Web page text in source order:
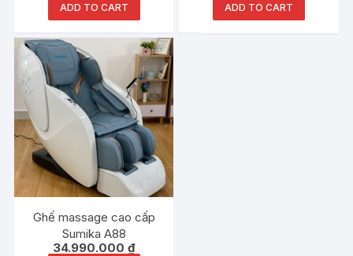
ADD TO CART ADD TO CART
Ghế massage cao cấp
Sumika A88
34.990.000₫